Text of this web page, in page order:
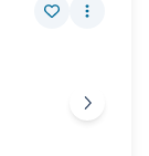
Vista eign
Fleiri
Næsta